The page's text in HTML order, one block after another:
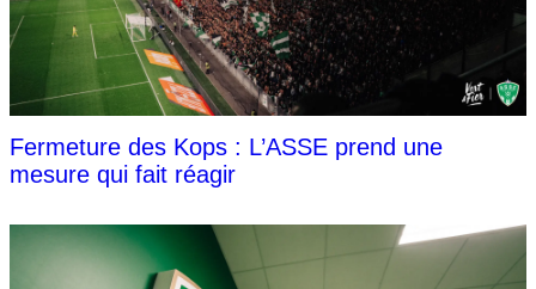
Fermeture des Kops : L’ASSE prend une
mesure qui fait réagir